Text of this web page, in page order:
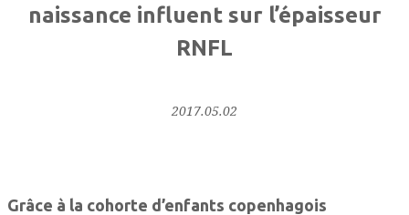
naissance influent sur l’épaisseur
RNFL
2017.05.02
Grâce à la cohorte d’enfants copenhagois